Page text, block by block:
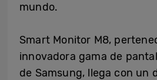
mundo.
Smart Monitor M8,
innovadora gama de
de Samsung, llega con un